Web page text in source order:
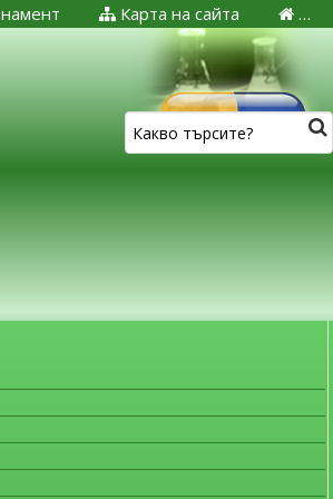
…
Карта на сайта